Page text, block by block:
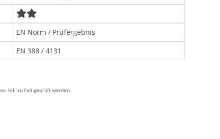
EN Norm / Prüfergebnis
EN 388 / 4131
Fall zu Fall geprüft werden.